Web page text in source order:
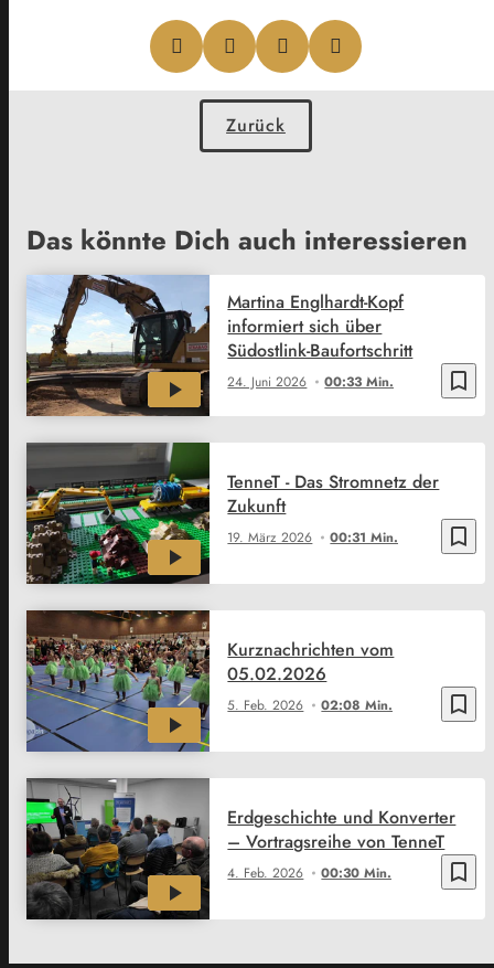
Zurück
Das könnte Dich auch interessieren
bookmark_border
24. Juni 2026 00:33 Min.
Martina Englhardt-Kopf
informiert sich über
Südostlink-Baufortschritt
bookmark_border
19. März 2026 00:31 Min.
TenneT - Das Stromnetz der
Zukunft
bookmark_border
5. Feb. 2026 02:08 Min.
Kurznachrichten vom
05.02.2026
bookmark_border
4. Feb. 2026 00:30 Min.
Erdgeschichte und Konverter
– Vortragsreihe von TenneT